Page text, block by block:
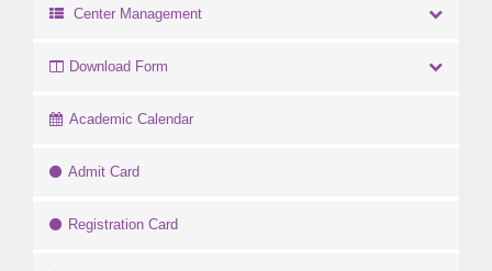
Center Management
Download Form
Academic Calendar
Admit Card
Registration Card